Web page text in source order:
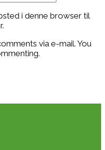
i denne browser til
via e-mail. You